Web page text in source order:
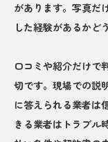
があります。写真だ
した経験があるかど
口コミや紹介だけで
切です。現場での説
に答えられる業者は
きる業者はトラブル